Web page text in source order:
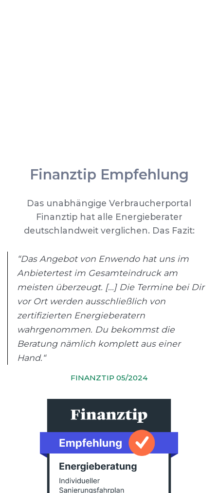
Finanztip Empfehlung
Das unabhängige Verbraucherportal
Finanztip hat alle Energieberater
deutschlandweit verglichen. Das Fazit:
“Das Angebot von Enwendo hat uns im
Anbietertest im Gesamteindruck am
meisten überzeugt. [...] Die Termine bei Dir
vor Ort werden ausschließlich von
zertifizierten Energieberatern
wahrgenommen. Du bekommst die
Beratung nämlich komplett aus einer
Hand.“
FINANZTIP 05/2024